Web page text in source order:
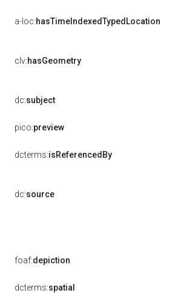
a-loc:hasTimeIndexedTypedLocation
clv:hasGeometry
dc:subject
pico:preview
dcterms:isReferencedBy
dc:source
foaf:depiction
dcterms:spatial